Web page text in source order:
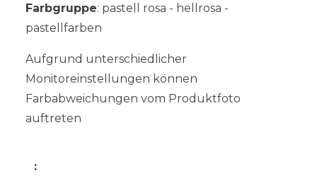
Farbgruppe: pastell rosa - hellrosa -
pastellfarben
Aufgrund unterschiedlicher
Monitoreinstellungen können
Farbabweichungen vom Produktfoto
auftreten
: